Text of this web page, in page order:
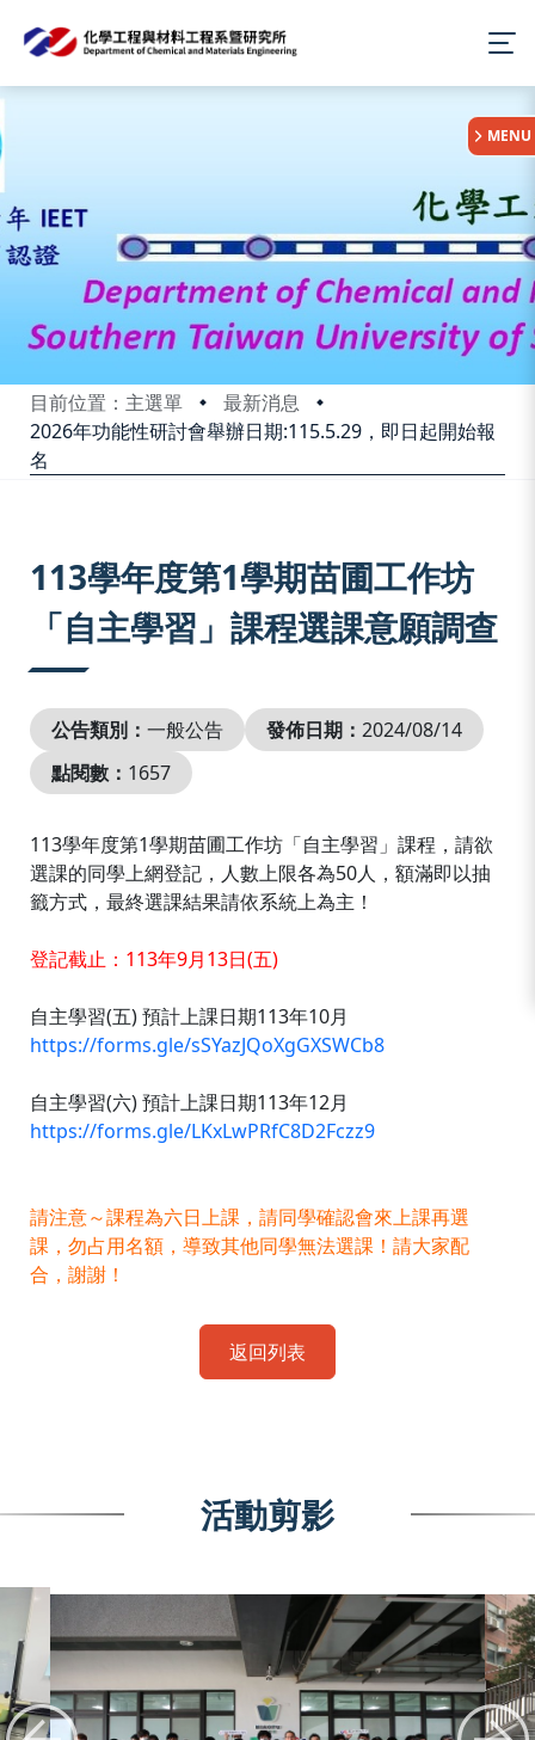
目前位置：主選單
最新消息
2026年功能性研討會舉辦日期:115.5.29，即日起開始報
名
:::
MENU
113學年度第1學期苗圃工作坊
「自主學習」課程選課意願調查
公告類別： 一般公告 發佈日期： 2024/08/14
點閱數： 1657
113學年度第1學期苗圃工作坊「自主學習」課程，請欲
選課的同學上網登記，人數上限各為50人，額滿即以抽
籤方式，最終選課結果請依系統上為主！
登記截止：113年9月13日(五)
自主學習(五) 預計上課日期113年10月
https://forms.gle/sSYazJQoXgGXSWCb8
自主學習(六) 預計上課日期113年12月
https://forms.gle/LKxLwPRfC8D2Fczz9
請注意～課程為六日上課，請同學確認會來上課再選
課，勿占用名額，導致其他同學無法選課！請大家配
合，謝謝！
返回列表
活動剪影